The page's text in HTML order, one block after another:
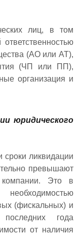
лиц, в том
(АО или АТ),
(ЧП или ПП),
организация и
юридического
сроки ликвидации
превышают
компании. Это в
(фискальных) и
года
от наличия